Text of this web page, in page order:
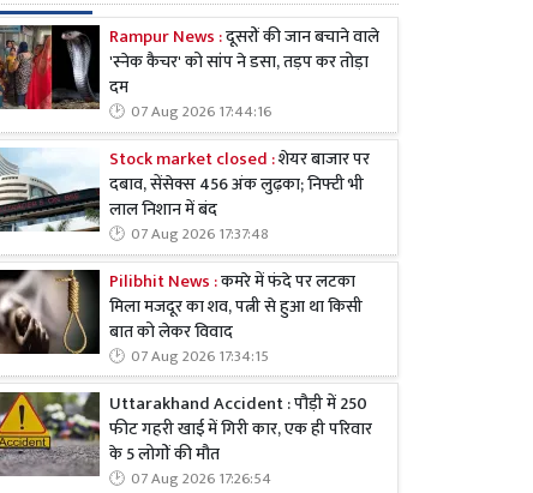
Rampur News :दूसरों की जान बचाने वाले
'स्नेक कैचर' को सांप ने डसा, तड़प कर तोड़ा
दम
07 Aug 2026 17:44:16
Stock market closed :शेयर बाजार पर
दबाव, सेंसेक्स 456 अंक लुढ़का; निफ्टी भी
लाल निशान में बंद
07 Aug 2026 17:37:48
Pilibhit News :कमरे में फंदे पर लटका
मिला मजदूर का शव, पत्नी से हुआ था किसी
बात को लेकर विवाद
07 Aug 2026 17:34:15
Uttarakhand Accident : पौड़ी में 250
फीट गहरी खाई में गिरी कार, एक ही परिवार
के 5 लोगों की मौत
07 Aug 2026 17:26:54